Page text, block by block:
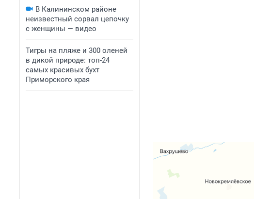
В Калининском районе
неизвестный сорвал цепочку
с женщины — видео
Тигры на пляже и 300 оленей
в дикой природе: топ-24
самых красивых бухт
Приморского края